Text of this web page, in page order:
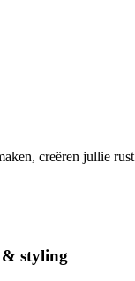
creëren jullie rust
styling